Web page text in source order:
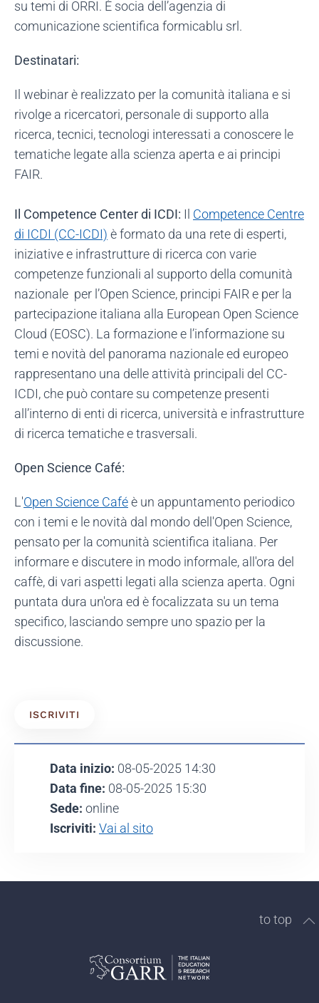
su temi di ORRI. È socia dell’agenzia di
comunicazione scientifica formicablu srl.
Destinatari:
Il webinar è realizzato per la comunità italiana e si
rivolge a ricercatori, personale di supporto alla
ricerca, tecnici, tecnologi interessati a conoscere le
tematiche legate alla scienza aperta e ai principi
FAIR.
Il Competence Center di ICDI: Il Competence Centre
di ICDI (CC-ICDI) è formato da una rete di esperti,
iniziative e infrastrutture di ricerca con varie
competenze funzionali al supporto della comunità
nazionale per l’Open Science, principi FAIR e per la
partecipazione italiana alla European Open Science
Cloud (EOSC). La formazione e l’informazione su
temi e novità del panorama nazionale ed europeo
rappresentano una delle attività principali del CC-
ICDI, che può contare su competenze presenti
all’interno di enti di ricerca, università e infrastrutture
di ricerca tematiche e trasversali.
Open Science Café:
L'Open Science Caféè un appuntamento periodico
con i temi e le novità dal mondo dell'Open Science,
pensato per la comunità scientifica italiana. Per
informare e discutere in modo informale, all'ora del
caffè, di vari aspetti legati alla scienza aperta. Ogni
puntata dura un'ora ed è focalizzata su un tema
specifico, lasciando sempre uno spazio per la
discussione.
ISCRIVITI
Data inizio: 08-05-2025 14:30
Data fine: 08-05-2025 15:30
Sede: online
Iscriviti: Vai al sito
to top